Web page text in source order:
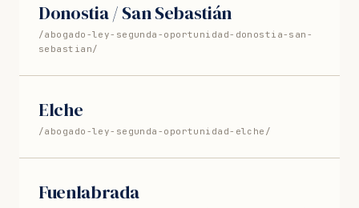
Donostia / San Sebastián
/abogado-ley-segunda-oportunidad-donostia-san-
sebastian/
Elche
/abogado-ley-segunda-oportunidad-elche/
Fuenlabrada